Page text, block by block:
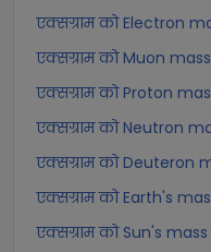
एक्सग्राम को Electron
एक्सग्राम को Muon
एक्सग्राम को Proton
एक्सग्राम को Neutron
एक्सग्राम को Deuteron
एक्सग्राम को Earth's
एक्सग्राम को Sun's